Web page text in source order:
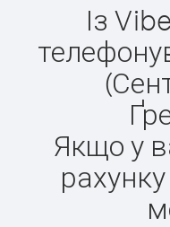
Із
Якщо у